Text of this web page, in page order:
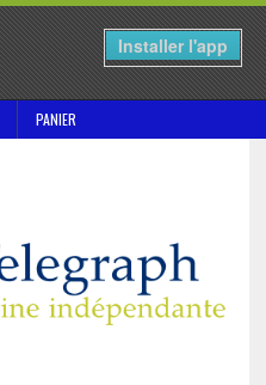
Installer l'app
PANIER